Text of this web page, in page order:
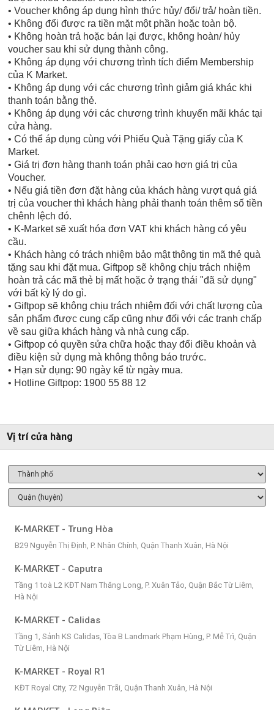
• Voucher không áp dụng hình thức hủy/ đổi/ trả/ hoàn tiền.
• Không đổi được ra tiền mặt một phần hoặc toàn bộ.
• Không hoàn trả hoặc bán lại được, không hoàn/ hủy
voucher sau khi sử dụng thành công.
• Không áp dụng với chương trình tích điểm Membership
của K Market.
• Không áp dụng với các chương trình giảm giá khác khi
thanh toán bằng thẻ.
• Không áp dụng với các chương trình khuyến mãi khác tại
cửa hàng.
• Có thể áp dụng cùng với Phiếu Quà Tặng giấy của K
Market.
• Giá trị đơn hàng thanh toán phải cao hơn giá trị của
Voucher.
• Nếu giá tiền đơn đặt hàng của khách hàng vượt quá giá
trị của voucher thì khách hàng phải thanh toán thêm số tiền
chênh lệch đó.
• K-Market sẽ xuất hóa đơn VAT khi khách hàng có yêu
cầu.
• Khách hàng có trách nhiệm bảo mật thông tin mã thẻ quà
tặng sau khi đặt mua. Giftpop sẽ không chịu trách nhiệm
hoàn trả các mã thẻ bị mất hoặc ở trạng thái "đã sử dụng"
với bất kỳ lý do gì.
• Giftpop sẽ không chịu trách nhiệm đối với chất lượng của
sản phẩm được cung cấp cũng như đối với các tranh chấp
về sau giữa khách hàng và nhà cung cấp.
• Giftpop có quyền sửa chữa hoặc thay đổi điều khoản và
điều kiện sử dụng mà không thông báo trước.
• Hạn sử dụng: 90 ngày kể từ ngày mua.
• Hotline Giftpop: 1900 55 88 12
Vị trí cửa hàng
K-MARKET - Trung Hòa
B29 Nguyễn Thị Định, P. Nhân Chính, Quận Thanh Xuân, Hà Nội
K-MARKET - Caputra
Tầng 1 toà L2 KĐT Nam Thăng Long, P. Xuân Tảo, Quận Bắc Từ Liêm,
Hà Nội
K-MARKET - Calidas
Tầng 1, Sảnh KS Calidas, Tòa B Landmark Phạm Hùng, P. Mễ Trì, Quận
Từ Liêm, Hà Nội
K-MARKET - Royal R1
KĐT Royal City, 72 Nguyễn Trãi, Quận Thanh Xuân, Hà Nội